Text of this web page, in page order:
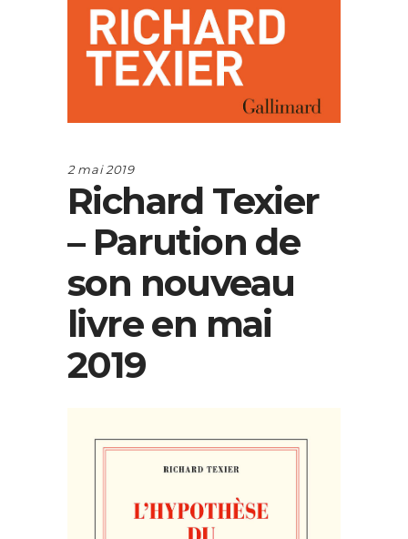
2 mai 2019
Richard Texier
– Parution de
son nouveau
livre en mai
2019